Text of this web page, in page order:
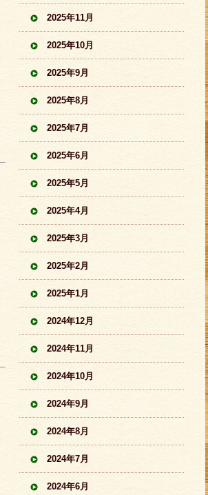
2025年11月
2025年10月
2025年9月
2025年8月
2025年7月
2025年6月
2025年5月
2025年4月
2025年3月
2025年2月
2025年1月
2024年12月
2024年11月
2024年10月
2024年9月
2024年8月
2024年7月
2024年6月